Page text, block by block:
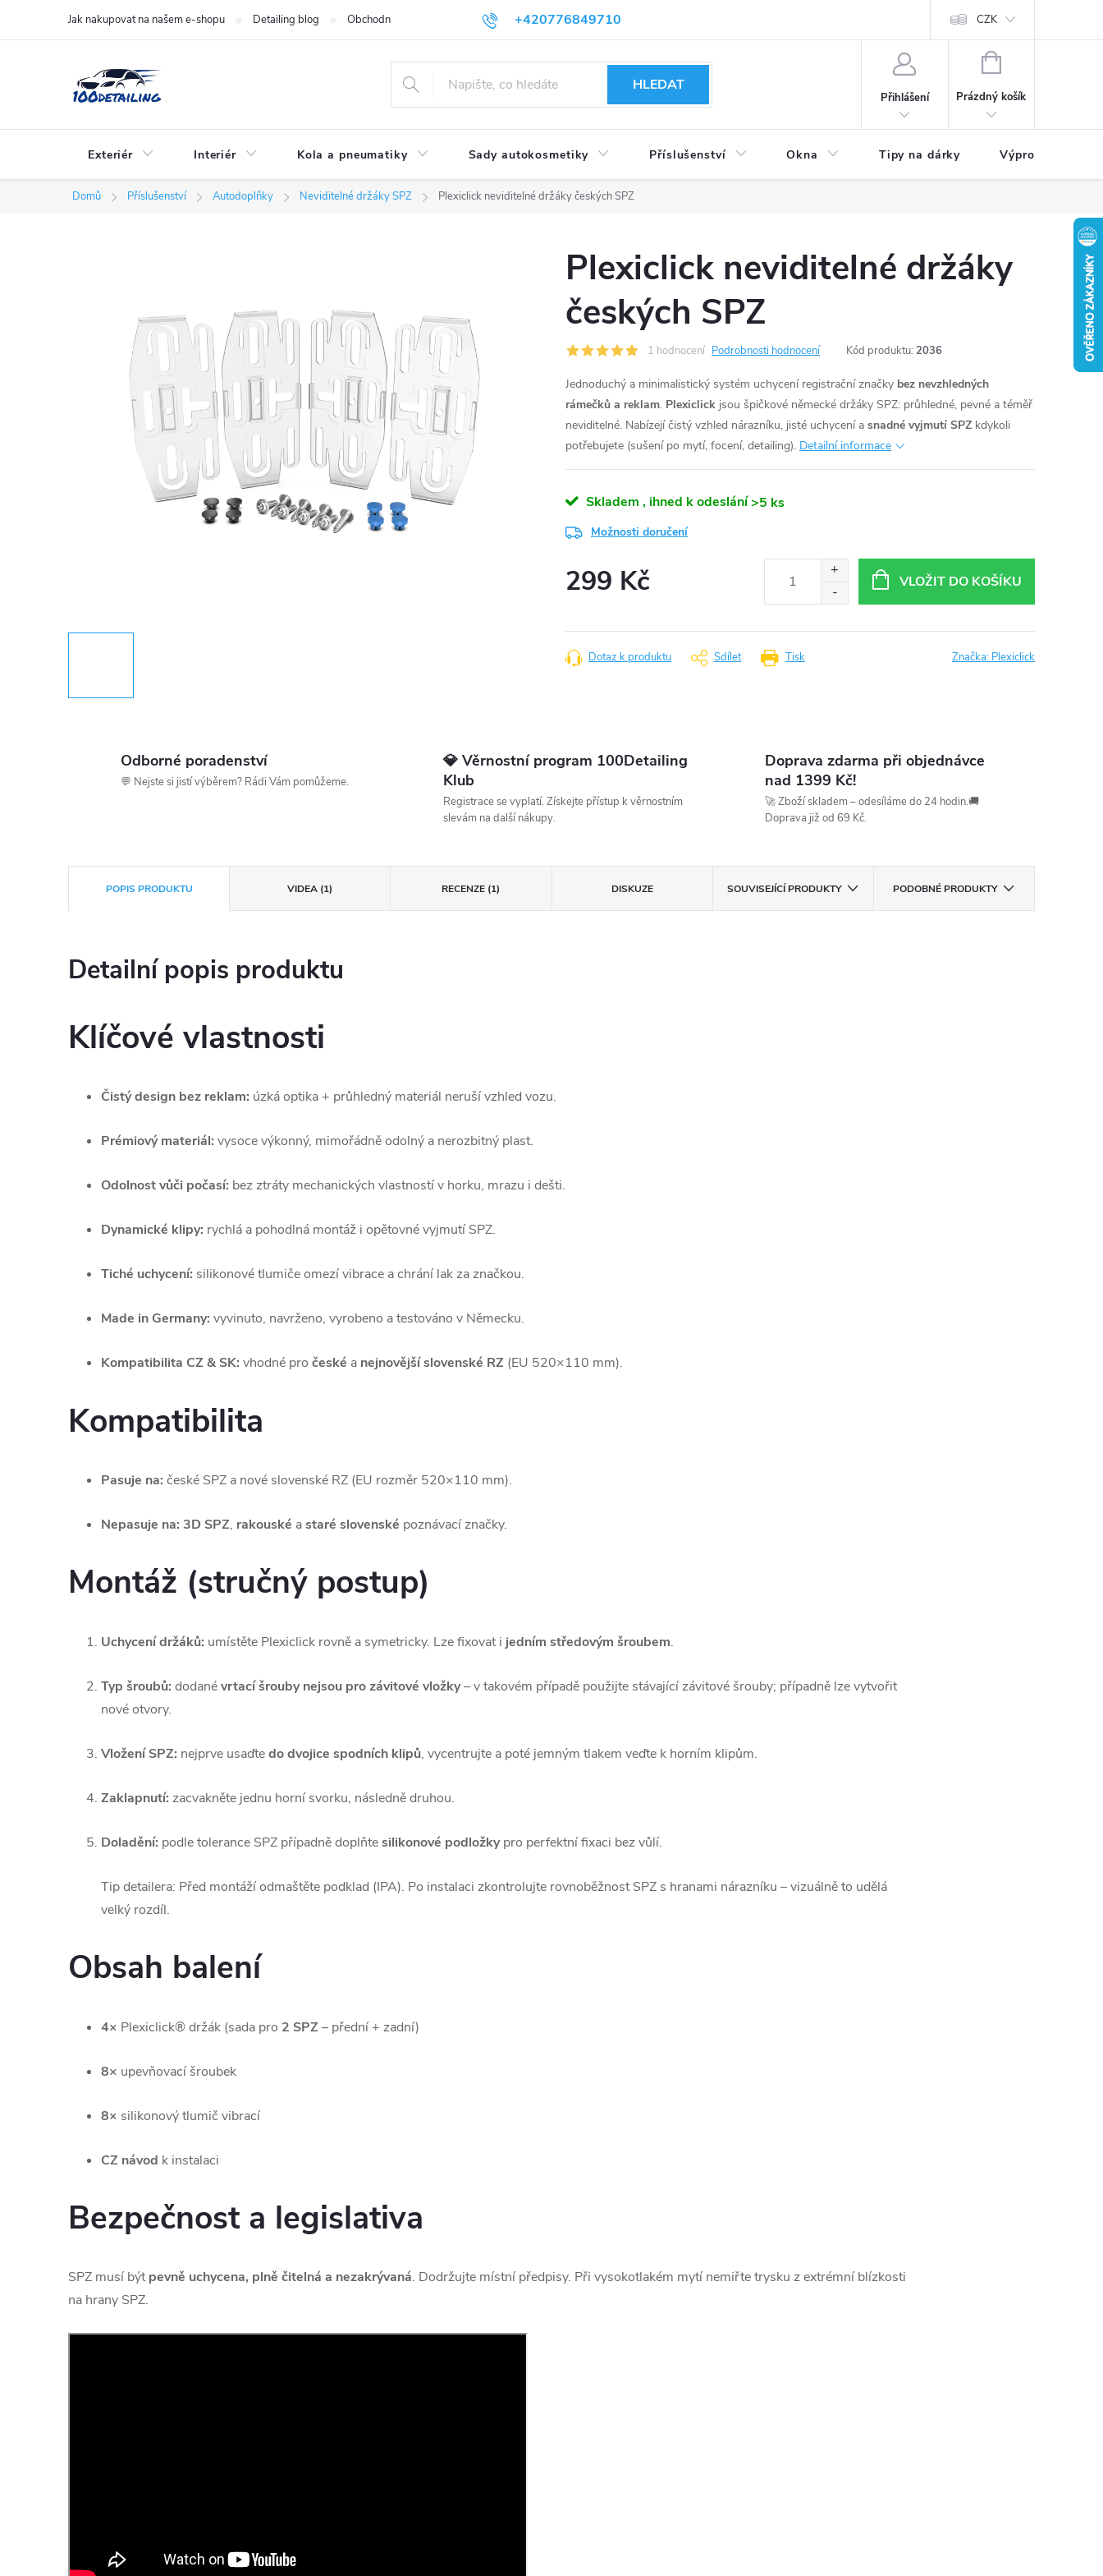
+420776849710
Jak nakupovat na našem e-shopu Detailing blog Obchodní podmínky Podmínky ochrany osobních údajů CZK
HLEDAT
Přihlášení
NÁKUPNÍ
Prázdný košík
Exteriér Interiér Kola a pneumatiky Sady autokosmetiky Příslušenství Okna Tipy na dárky Výprodej skladu
Domů Příslušenství Autodoplňky Neviditelné držáky SPZ Plexiclick neviditelné držáky českých SPZ
Plexiclick neviditelné držáky
českých SPZ
1 hodnocení Podrobnosti hodnocení Kód produktu: 2036
Jednoduchý a minimalistický systém uchycení registrační značky bez nevzhledných
rámečků a reklam. Plexiclick jsou špičkové německé držáky SPZ: průhledné, pevné a téměř
neviditelné. Nabízejí čistý vzhled nárazníku, jisté uchycení a snadné vyjmutí SPZ kdykoli
potřebujete (sušení po mytí, focení, detailing). Detailní informace
Skladem , ihned k odeslání>5 ks
Možnosti doručení
299 Kč VLOŽIT DO KOŠÍKU
Tisk
Dotaz k produktu Sdílet Značka: Plexiclick
Odborné poradenství
💬 Nejste si jistí výběrem? Rádi Vám pomůžeme.
💎 Věrnostní program 100Detailing
Klub
Registrace se vyplatí. Získejte přístup k věrnostním
slevám na další nákupy.
Doprava zdarma při objednávce
nad 1399 Kč!
🚀 Zboží skladem – odesíláme do 24 hodin.🚚
Doprava již od 69 Kč.
POPIS PRODUKTU VIDEA (1) RECENZE (1) DISKUZE SOUVISEJÍCÍ PRODUKTY PODOBNÉ PRODUKTY
Detailní popis produktu
Klíčové vlastnosti
Čistý design bez reklam: úzká optika + průhledný materiál neruší vzhled vozu.
Prémiový materiál: vysoce výkonný, mimořádně odolný a nerozbitný plast.
Odolnost vůči počasí: bez ztráty mechanických vlastností v horku, mrazu i dešti.
Dynamické klipy: rychlá a pohodlná montáž i opětovné vyjmutí SPZ.
Tiché uchycení: silikonové tlumiče omezí vibrace a chrání lak za značkou.
Made in Germany: vyvinuto, navrženo, vyrobeno a testováno v Německu.
Kompatibilita CZ & SK: vhodné pro české a nejnovější slovenské RZ (EU 520×110 mm).
Kompatibilita
Pasuje na: české SPZ a nové slovenské RZ (EU rozměr 520×110 mm).
Nepasuje na: 3D SPZ, rakouské astaré slovenské poznávací značky.
Montáž (stručný postup)
Uchycení držáků: umístěte Plexiclick rovně a symetricky. Lze fixovat i jedním středovým šroubem.
Typ šroubů: dodanévrtací šrouby nejsou pro závitové vložky– v takovém případě použijte stávající závitové šrouby; případně lze vytvořit
nové otvory.
Vložení SPZ: nejprve usaďtedo dvojice spodních klipů, vycentrujte a poté jemným tlakem veďte k horním klipům.
Zaklapnutí: zacvakněte jednu horní svorku, následně druhou.
Doladění: podle tolerance SPZ případně doplňtesilikonové podložkypro perfektní fixaci bez vůlí.
Tip detailera: Před montáží odmaštěte podklad (IPA). Po instalaci zkontrolujte rovnoběžnost SPZ s hranami nárazníku – vizuálně to udělá
velký rozdíl.
Obsah balení
4× Plexiclick® držák (sada pro 2 SPZ – přední + zadní)
8× upevňovací šroubek
8× silikonový tlumič vibrací
CZ návod k instalaci
Bezpečnost a legislativa
SPZ musí býtpevně uchycena, plně čitelná a nezakrývaná. Dodržujte místní předpisy. Při vysokotlakém mytí nemiřte trysku z extrémní blízkosti
na hrany SPZ.